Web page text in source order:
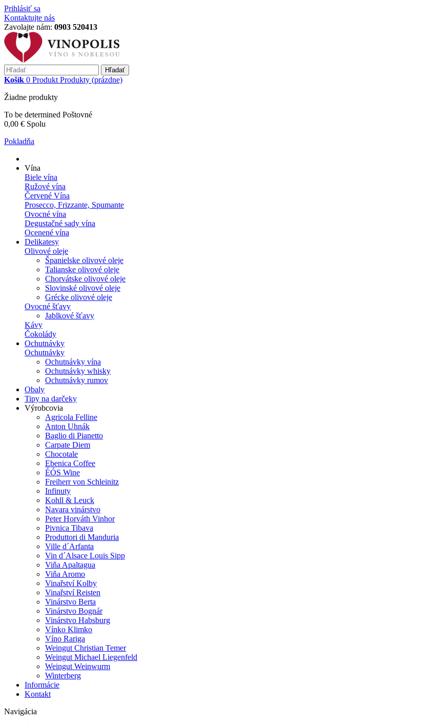
Prihlásiť sa
Kontaktujte nás
Zavolajte nám: 0903 520413
Hľadať
Košík 0 Produkt Produkty (prázdne)
Žiadne produkty
To be determined Poštovné
0,00 € Spolu
Pokladňa
Vína
Biele vína
Ružové vína
Červené Vína
Prosecco, Frizzante, Spumante
Ovocné vína
Degustačné sady vína
Ocenené vína
Delikatesy
Olivové oleje
Španielske olivové oleje
Talianske olivové oleje
Chorvátske olivové oleje
Slovinské olivové oleje
Grécke olivové oleje
Ovocné šťavy
Jablkové šťavy
Kávy
Čokolády
Ochutnávky
Ochutnávky
Ochutnávky vína
Ochutnávky whisky
Ochutnávky rumov
Obaly
Tipy na darčeky
Výrobcovia
Agricola Felline
Anton Uhnák
Baglio di Pianetto
Carpate Diem
Chocotale
Ebenica Coffee
ÉÓS Wine
Freiherr von Schleinitz
Infinuty
Kohll & Leuck
Navara vinárstvo
Peter Horváth Vinhor
Pivnica Tibava
Produttori di Manduria
Ville d´Arfanta
Vin d´Alsace Louis Sipp
Viňa Apaltagua
Viňa Aromo
Vinařství Kolby
Vinařství Reisten
Vinárstvo Berta
Vinárstvo Bognár
Vinárstvo Habsburg
Vínko Klimko
Víno Rariga
Weingut Christian Temer
Weingut Michael Liegenfeld
Weingut Weinwurm
Winterberg
Informácie
Kontakt
Navigácia